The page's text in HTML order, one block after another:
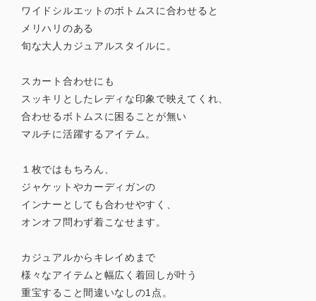
ワイドシルエットのボトムスに合わせると
メリハリのある
旬な大人カジュアルスタイルに。
スカート合わせにも
スッキリとしたレディな印象で映えてくれ、
合わせるボトムスに困ることが無い
マルチに活躍するアイテム。
１枚ではもちろん、
ジャケットやカーディガンの
インナーとしても合わせやすく、
オンオフ問わず着こなせます。
カジュアルからキレイめまで
様々なアイテムと幅広く着回しが叶う
重宝すること間違いなしの1点。